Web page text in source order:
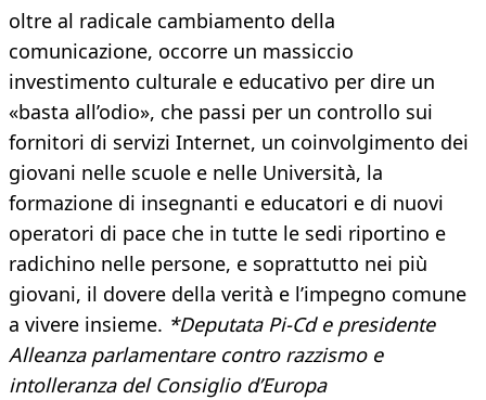
oltre al radicale cambiamento della
comunicazione, occorre un massiccio
investimento culturale e educativo per dire un
«basta all’odio», che passi per un controllo sui
fornitori di servizi Internet, un coinvolgimento dei
giovani nelle scuole e nelle Università, la
formazione di insegnanti e educatori e di nuovi
operatori di pace che in tutte le sedi riportino e
radichino nelle persone, e soprattutto nei più
giovani, il dovere della verità e l’impegno comune
a vivere insieme. *Deputata Pi-Cd e presidente
Alleanza parlamentare contro razzismo e
intolleranza del Consiglio d’Europa